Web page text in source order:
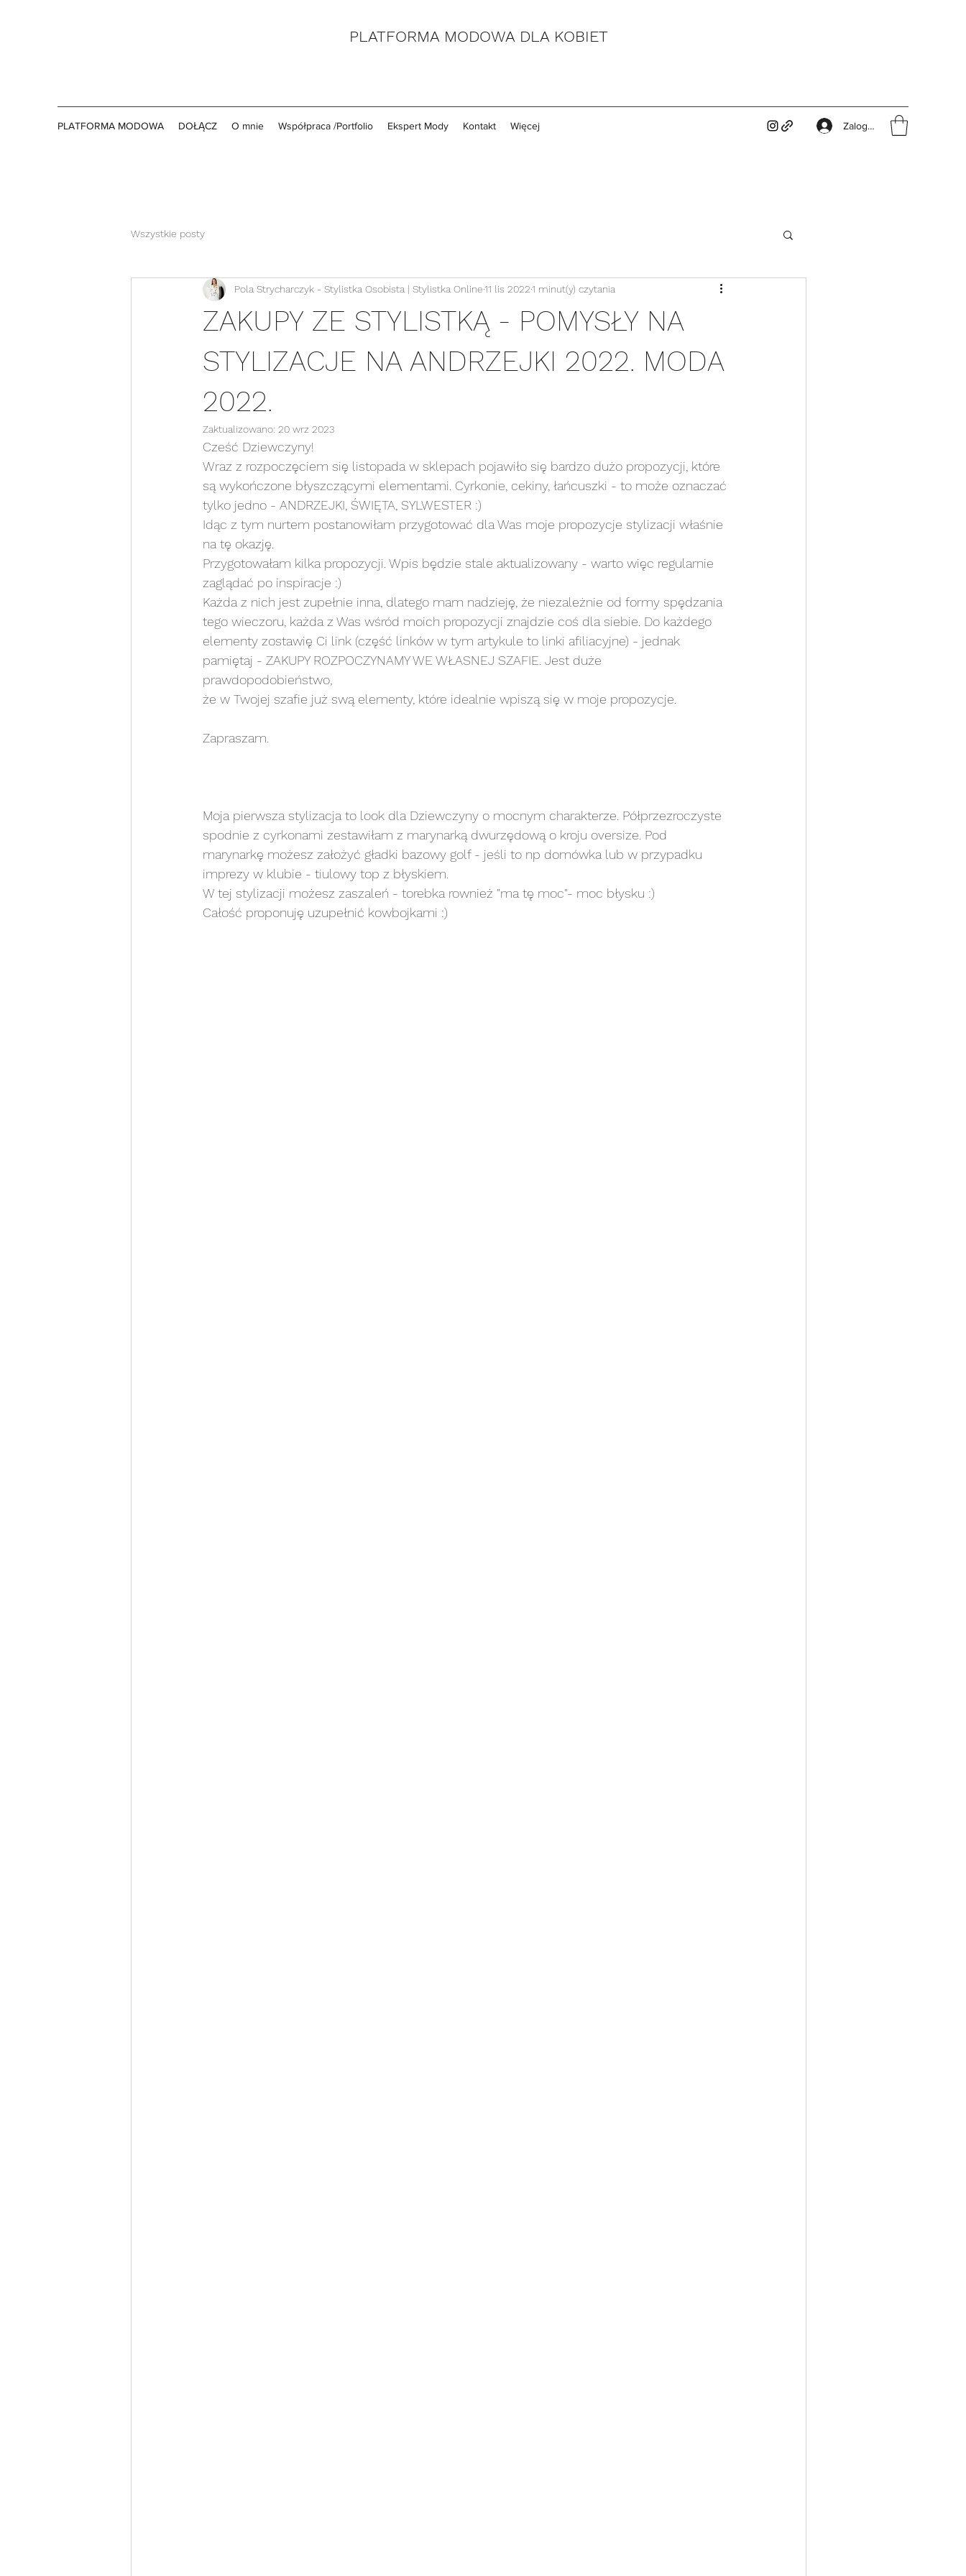
PLATFORMA MODOWA DLA KOBIET
PLATFORMA MODOWA DOŁĄCZ O mnie Współpraca /Portfolio Ekspert Mody Kontakt Więcej Zaloguj się
Wszystkie posty
ZAKUPY ZE STYLISTKĄ - POMYSŁY NA
STYLIZACJE NA ANDRZEJKI 2022. MODA
2022.
Pola Strycharczyk - Stylistka Osobista | Stylistka Online11 lis 20221 minut(y) czytania
Zaktualizowano: 20 wrz 2023
Cześć Dziewczyny!
Wraz z rozpoczęciem się listopada w sklepach pojawiło się bardzo dużo propozycji, które
są wykończone błyszczącymi elementami. Cyrkonie, cekiny, łańcuszki - to może oznaczać
tylko jedno - ANDRZEJKI, ŚWIĘTA, SYLWESTER :)
Idąc z tym nurtem postanowiłam przygotować dla Was moje propozycje stylizacji właśnie
na tę okazję.
Przygotowałam kilka propozycji. Wpis będzie stale aktualizowany - warto więc regularnie
zaglądać po inspiracje :)
Każda z nich jest zupełnie inna, dlatego mam nadzieję, że niezależnie od formy spędzania
tego wieczoru, każda z Was wśród moich propozycji znajdzie coś dla siebie. Do każdego
elementy zostawię Ci link (część linków w tym artykule to linki afiliacyjne) - jednak
pamiętaj - ZAKUPY ROZPOCZYNAMY WE WŁASNEJ SZAFIE. Jest duże
prawdopodobieństwo,
że w Twojej szafie już swą elementy, które idealnie wpiszą się w moje propozycje.
Zapraszam.
Moja pierwsza stylizacja to look dla Dziewczyny o mocnym charakterze. Półprzezroczyste
spodnie z cyrkonami zestawiłam z marynarką dwurzędową o kroju oversize. Pod
marynarkę możesz założyć gładki bazowy golf - jeśli to np domówka lub w przypadku
imprezy w klubie - tiulowy top z błyskiem.
W tej stylizacji możesz zaszaleń - torebka rownież "ma tę moc"- moc błysku :)
Całość proponuję uzupełnić kowbojkami :)